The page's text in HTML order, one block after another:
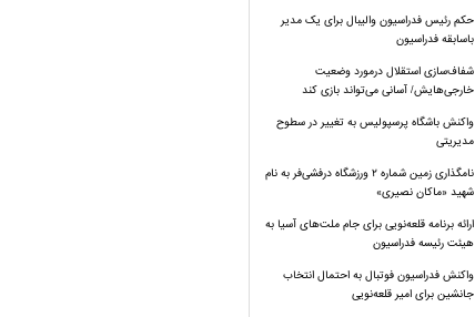
حکم رئیس فدراسیون والیبال برای یک مدیر
باسابقه فدراسیون
شفاف‌سازی استقلال درمورد وضعیت
خارجی‌هایش/ آسانی می‌تواند بازی کند
واکنش باشگاه پرسپولیس به تغییر در سطوح
مدیریتی
نامگذاری زمین شماره ۲ ورزشگاه درفشی‌فر به نام
شهید «ماکان نصیری»
ارائه برنامه‌ قلعه‌نویی برای جام ملت‌های آسیا به
هیئت رئیسه فدراسیون
واکنش فدراسیون فوتبال به احتمال انتخاب
جانشین برای امیر قلعه‌نویی